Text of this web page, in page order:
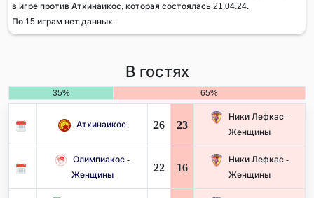
в игре против Атхинаикос, которая состоялась 21.04.24.
По 15 играм нет данных.
В гостях
35% 65%
Атхинаикос 26 23
Ники Лефкас -
Женщины
Олимпиакос -
Женщины
22 16
Ники Лефкас -
Женщины